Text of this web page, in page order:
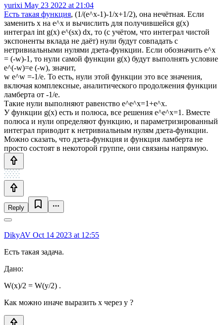
yurixi May 23 2022 at 21:04
Есть такая функция, (1/(e^x-1)-1/x+1/2), она нечётная. Если
заменить x на e^x и вычислить для получившейся g(x)
интеграл int g(x) e^(sx) dx, то (с учётом, что интеграл чистой
экспоненты вклада не даёт) нули будут совпадать с
нетривиальными нулями дзета-функции. Если обозначить e^x
= (-w)-1, то нули самой функции g(x) будут выполнять условие
e^(-w)=e (-w), значит,
w e^w =-1/e. То есть, нули этой функции это все значения,
включая комплексные, аналитического продолжения функции
ламберта от -1/e.
Такие нули выполняют равенство e^e^x=1+e^x.
У функции g(x) есть и полюса, все решения e^e^x=1. Вместе
полюса и нули определяют функцию, и параметризированный
интеграл приводит к нетривиальным нулям дзета-функции.
Можно сказать, что дзета-функция и функция ламберта не
просто состоят в некоторой группе, они связаны напрямую.
Reply
DikyAV Oct 14 2023 at 12:55
Есть такая задача.
Дано:
W(x)/2 = W(y/2) .
Как можно иначе выразить x через y ?